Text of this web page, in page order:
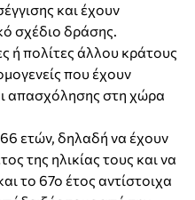
και έχουν
σχέδιο δράσης.
ή πολίτες άλλου κράτους
που έχουν
απασχόλησης στη χώρα
66 ετών, δηλαδή να έχουν
της ηλικίας τους και να
το 67ο έτος αντίστοιχα